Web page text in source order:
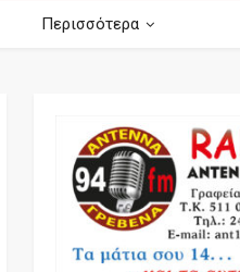
Περισσότερα